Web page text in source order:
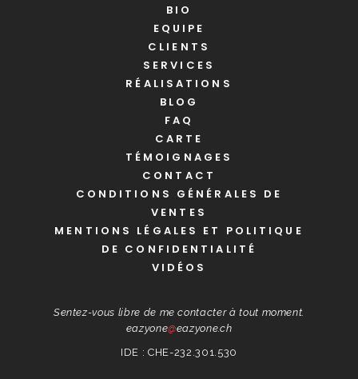
BIO
EQUIPE
CLIENTS
SERVICES
RÉALISATIONS
BLOG
FAQ
CARTE
TÉMOIGNAGES
CONTACT
CONDITIONS GÉNÉRALES DE
VENTES
MENTIONS LÉGALES ET POLITIQUE
DE CONFIDENTIALITÉ
VIDÉOS
Sentez-vous libre de me contacter à tout moment.
eazyone@eazyone.ch
IDE : CHE-232.301.530